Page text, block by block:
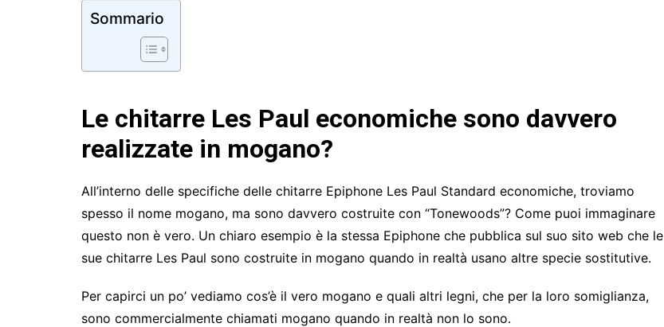
Sommario
Le chitarre Les Paul economiche sono davvero
realizzate in mogano?
All’interno delle specifiche delle chitarre Epiphone Les Paul Standard economiche, troviamo
spesso il nome mogano, ma sono davvero costruite con “Tonewoods”? Come puoi immaginare
questo non è vero. Un chiaro esempio è la stessa Epiphone che pubblica sul suo sito web che le
sue chitarre Les Paul sono costruite in mogano quando in realtà usano altre specie sostitutive.
Per capirci un po’ vediamo cos’è il vero mogano e quali altri legni, che per la loro somiglianza,
sono commercialmente chiamati mogano quando in realtà non lo sono.